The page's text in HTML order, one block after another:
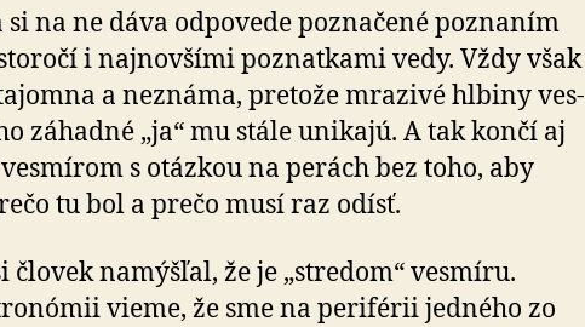
na ne dáva odpovede poznačené poznaním
i najnovšími poznatkami vedy. Vždy však
a neznáma, pretože mrazivé hlbiny ves­
záhadné „ja“ mu stále unikajú. A tak končí aj
s otázkou na perách bez toho, aby
tu bol a prečo musí raz odísť.
človek namýšľal, že je „stredom“ vesmíru.
vieme, že sme na periférii jedného zo